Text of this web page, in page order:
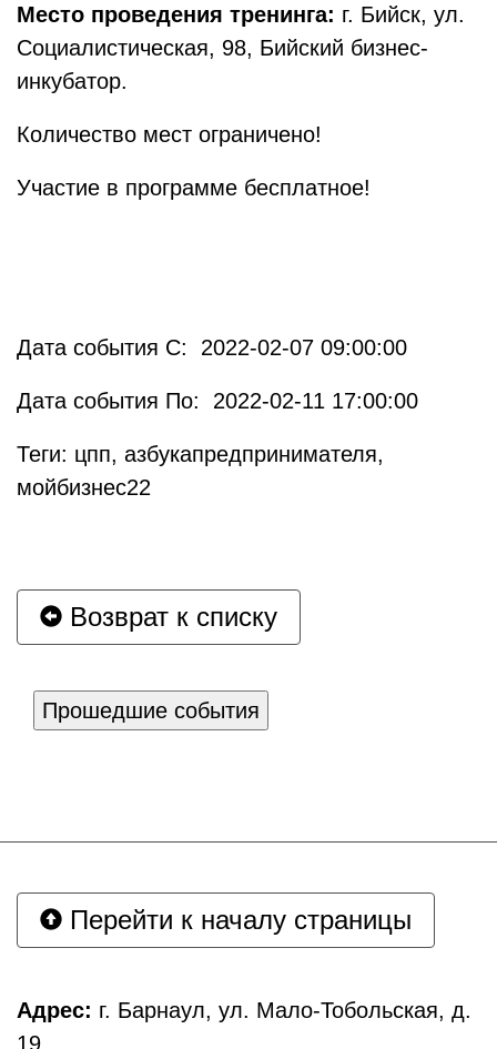
Место проведения тренинга: г. Бийск, ул.
Социалистическая, 98, Бийский бизнес-
инкубатор.
Количество мест ограничено!
Участие в программе бесплатное!
Дата события С: 2022-02-07 09:00:00
Дата события По: 2022-02-11 17:00:00
Теги: цпп, азбукапредпринимателя,
мойбизнес22
Возврат к списку
Прошедшие события
Перейти к началу страницы
Адрес: г. Барнаул, ул. Мало-Тобольская, д.
19